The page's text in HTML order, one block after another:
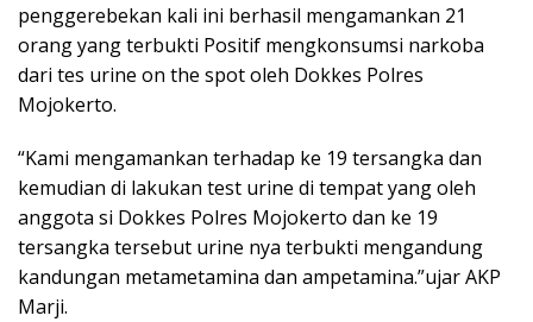
penggerebekan kali ini berhasil mengamankan 21
orang yang terbukti Positif mengkonsumsi narkoba
dari tes urine on the spot oleh Dokkes Polres
Mojokerto.
“Kami mengamankan terhadap ke 19 tersangka dan
kemudian di lakukan test urine di tempat yang oleh
anggota si Dokkes Polres Mojokerto dan ke 19
tersangka tersebut urine nya terbukti mengandung
kandungan metametamina dan ampetamina.”ujar AKP
Marji.